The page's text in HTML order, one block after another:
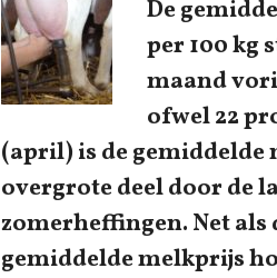
De
per 100 kg
maand
ofwel 22
(april) is de
overgrote deel door de
zomerheffingen. Net als
gemiddelde melkprijs